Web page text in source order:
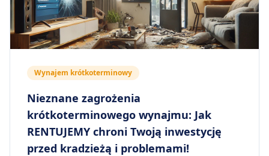
Wynajem krótkoterminowy
Nieznane zagrożenia
krótkoterminowego wynajmu: Jak
RENTUJEMY chroni Twoją inwestycję
przed kradzieżą i problemami!